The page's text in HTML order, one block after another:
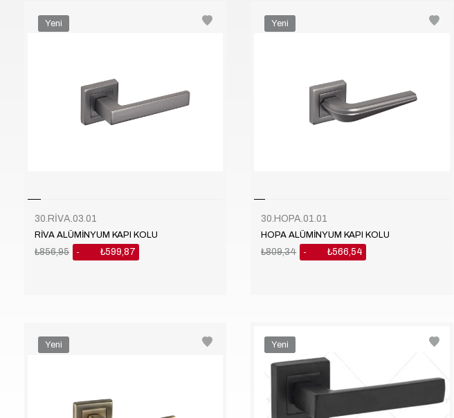
30.RİVA.03.01
RİVA ALÜMİNYUM KAPI KOLU
₺599,87
₺856,95
Yeni
30.HOPA.01.01
HOPA ALÜMİNYUM KAPI KOLU
₺566,54
₺809,34
Yeni
Yeni
Yeni
Ürün